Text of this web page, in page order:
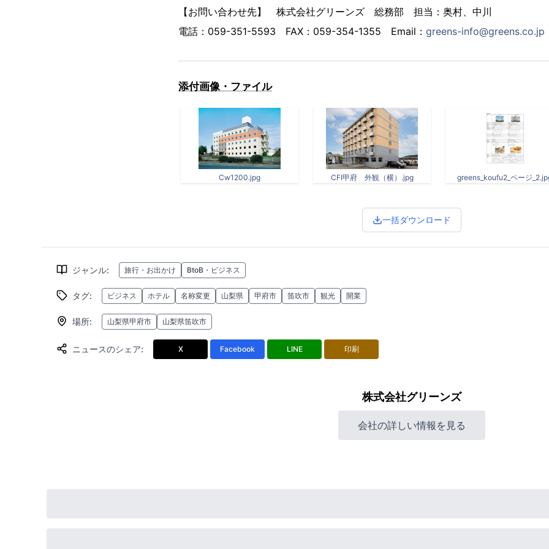
【お問い合わせ先】 株式会社グリーンズ 総務部 担当：奥村、中川
電話：059-351-5593 FAX：059-354-1355 Email： greens-info@greens.co.jp
添付画像・ファイル
Cw1200.jpg CFI甲府 外観（横）.jpg greens_koufu2_ページ
一括ダウンロード
ジャンル: 旅行・お出かけ BtoB・ビジネス
タグ: ビジネス ホテル 名称変更 山梨県 甲府市 笛吹市 観光 開業
場所: 山梨県甲府市 山梨県笛吹市
ニュースのシェア: X Facebook LINE 印刷
株式会社グリーンズ
会社の詳しい情報を見る